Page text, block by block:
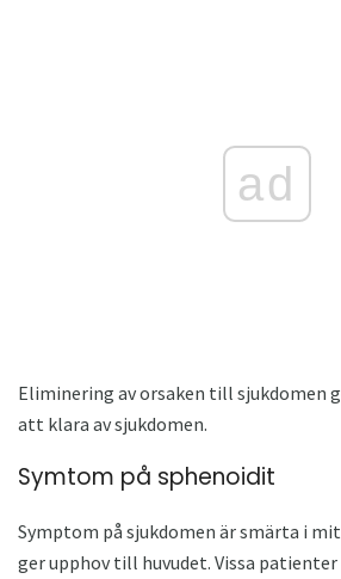
ad
Eliminering av orsaken till sjukdomen
att klara av sjukdomen.
Symtom på sphenoidit
Symptom på sjukdomen är smärta i
ger upphov till huvudet. Vissa